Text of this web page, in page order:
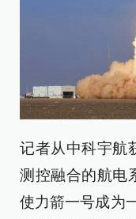
记者从中科宇航
测控融合的航电
使力箭一号成为